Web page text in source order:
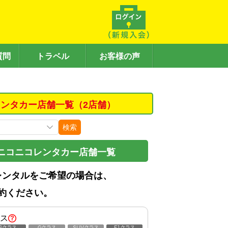
問 トラベル お客様の声
タカー店舗一覧（2店舗）
検索
コニコレンタカー店舗一覧
タルをご希望の場合は、
ください。